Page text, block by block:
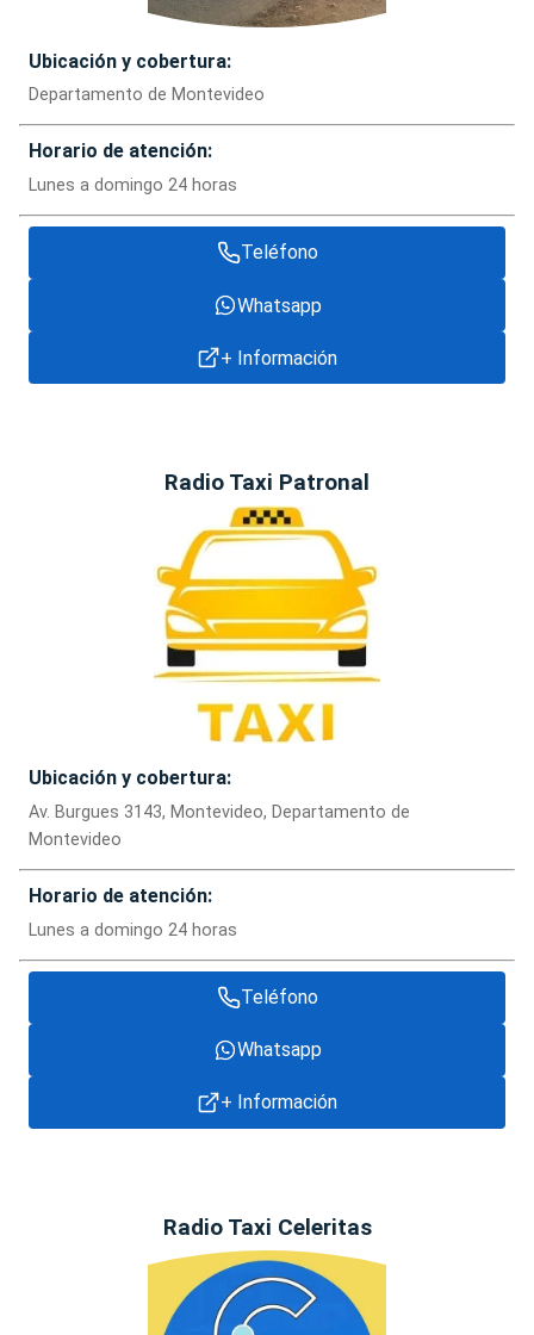
Ubicación y cobertura:
Departamento de Montevideo
Horario de atención:
Lunes a domingo 24 horas
Teléfono
Whatsapp
+ Información
Radio Taxi Patronal
Ubicación y cobertura:
Av. Burgues 3143, Montevideo, Departamento de
Montevideo
Horario de atención:
Lunes a domingo 24 horas
Teléfono
Whatsapp
+ Información
Radio Taxi Celeritas